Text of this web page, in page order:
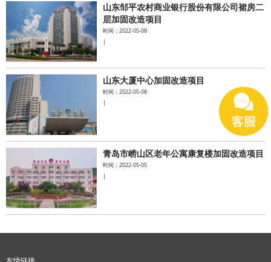
水泥基系统
新能源系统
案例中心
山东邹平农村商业银行股份有限公司裙房二
层加固改造项目
时间：2022-05-08
|
山东大厦中心加固改造项目
时间：2022-05-08
|
青岛市崂山区老年公寓康复楼加固改造项目
时间：2022-05-05
|